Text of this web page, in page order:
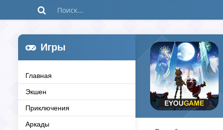
Игры
Главная
Экшен
Приключения
Аркады